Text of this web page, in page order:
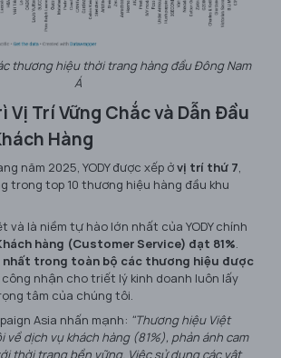
thương hiệu thời trang hàng đầu Đông Nam
Á
Vị Trí Vững Chắc và Dẫn Đầu
Hàng
năm 2025, YODY được xếp ởvị trí thứ 7
trong top 10 thương hiệu hàng đầu khu
và là niềm tự hào lớn nhất của YODY chính
hàng (Customer Service) đạt 81%
nhất trong toàn bộ các thương hiệu được
công nhận cho triết lý kinh doanh luôn lấy
tâm của chúng tôi.
Asia nhấn mạnh: "Thương hiệu Việt
về dịch vụ khách hàng (81%), phản ánh cam
thời trang bền vững. Việc sử dụng các vật